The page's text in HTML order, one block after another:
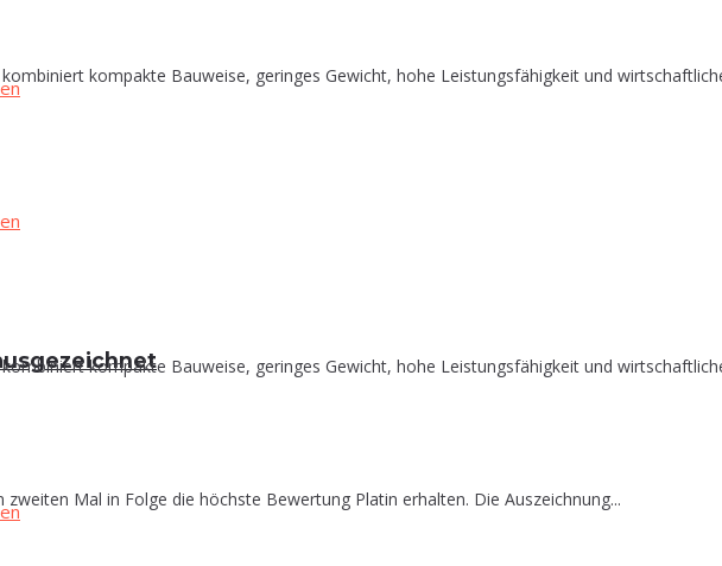
kompakte Bauweise, geringes Gewicht, hohe Leistungsfähigkeit und
Mal in Folge die höchste Bewertung Platin erhalten. Die Auszeichnung...
kompakte Bauweise, geringes Gewicht, hohe Leistungsfähigkeit und